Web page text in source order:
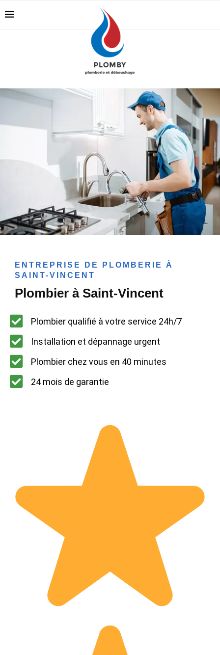
ENTREPRISE DE PLOMBERIE À
SAINT-VINCENT
Plombier à Saint-Vincent
Plombier qualifié à votre service 24h/7
Installation et dépannage urgent
Plombier chez vous en 40 minutes
24 mois de garantie